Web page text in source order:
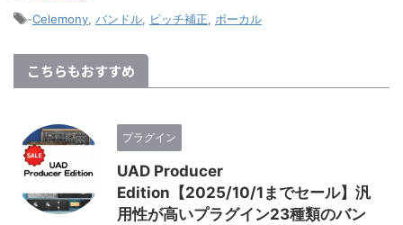
-Celemony バンドル ピッチ補正 ボーカル
こちらもおすすめ
プラグイン
UAD Producer
Edition【2025/10/1までセール】汎
用性が高いプラグイン23種類のバン